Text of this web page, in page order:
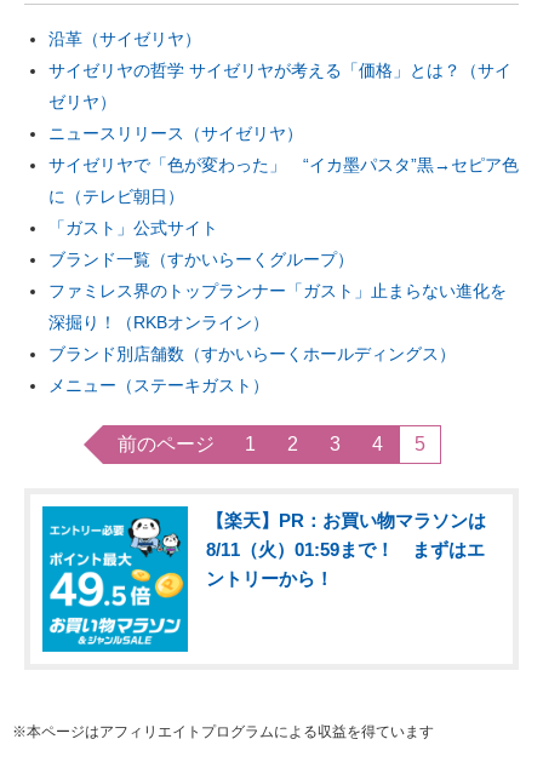
沿革（サイゼリヤ）
サイゼリヤの哲学 サイゼリヤが考える「価格」とは？（サイ
ゼリヤ）
ニュースリリース（サイゼリヤ）
サイゼリヤで「色が変わった」 “イカ墨パスタ”黒→セピア色
に（テレビ朝日）
「ガスト」公式サイト
ブランド一覧（すかいらーくグループ）
ファミレス界のトップランナー「ガスト」止まらない進化を
深掘り！（RKBオンライン）
ブランド別店舗数（すかいらーくホールディングス）
メニュー（ステーキガスト）
前のページ 1 2 3 4 5
【楽天】PR：お買い物マラソンは
8/11（火）01:59まで！ まずはエ
ントリーから！
※本ページはアフィリエイトプログラムによる収益を得ています